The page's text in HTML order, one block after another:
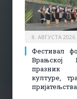
8. АВГУСТА 2026.
Фестивал
празник
културе,
пријатељства